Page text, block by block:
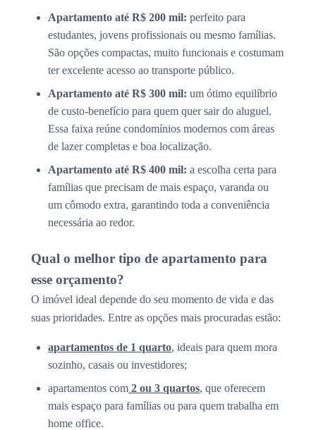
Apartamento até R$ 200 mil: perfeito para
estudantes, jovens profissionais ou mesmo famílias.
São opções compactas, muito funcionais e costumam
ter excelente acesso ao transporte público.
Apartamento até R$ 300 mil: um ótimo equilíbrio
de custo-benefício para quem quer sair do aluguel.
Essa faixa reúne condomínios modernos com áreas
de lazer completas e boa localização.
Apartamento até R$ 400 mil: a escolha certa para
famílias que precisam de mais espaço, varanda ou
um cômodo extra, garantindo toda a conveniência
necessária ao redor.
Qual o melhor tipo de apartamento para
esse orçamento?
O imóvel ideal depende do seu momento de vida e das
suas prioridades. Entre as opções mais procuradas estão:
apartamentos de 1 quarto, ideais para quem mora
sozinho, casais ou investidores;
apartamentos com 2 ou 3 quartos, que oferecem
mais espaço para famílias ou para quem trabalha em
home office.